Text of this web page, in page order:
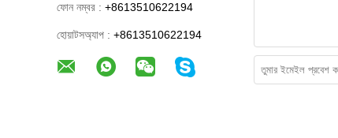
ফোন নম্বর : +8613510622194
হোয়াটসঅ্যাপ : +8613510622194